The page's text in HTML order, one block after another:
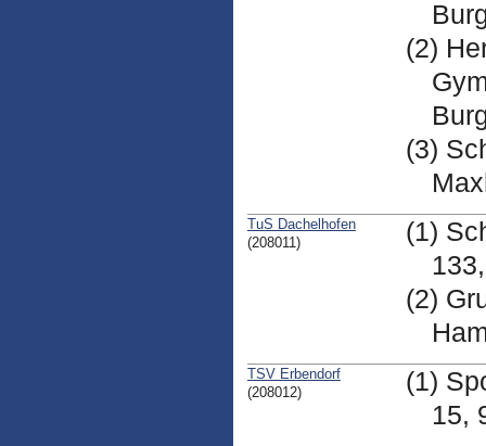
(2)
(3)
TuS Dachelhofen
(208011)
(1)
(2)
TSV Erbendorf
(208012)
(1)
15,